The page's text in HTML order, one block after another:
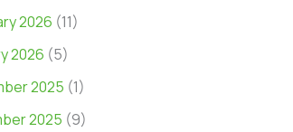
2026 (11)
2026 (5)
2025 (1)
2025 (9)